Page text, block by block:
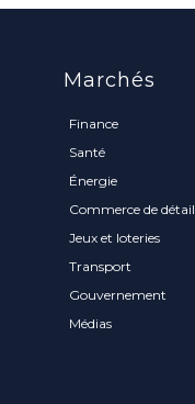
Marchés
Finance
Santé
Énergie
Commerce de détail
Jeux et loteries
Transport
Gouvernement
Médias